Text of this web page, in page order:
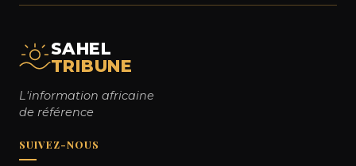
SAHEL
TRIBUNE
L'information africaine
de référence
SUIVEZ-NOUS